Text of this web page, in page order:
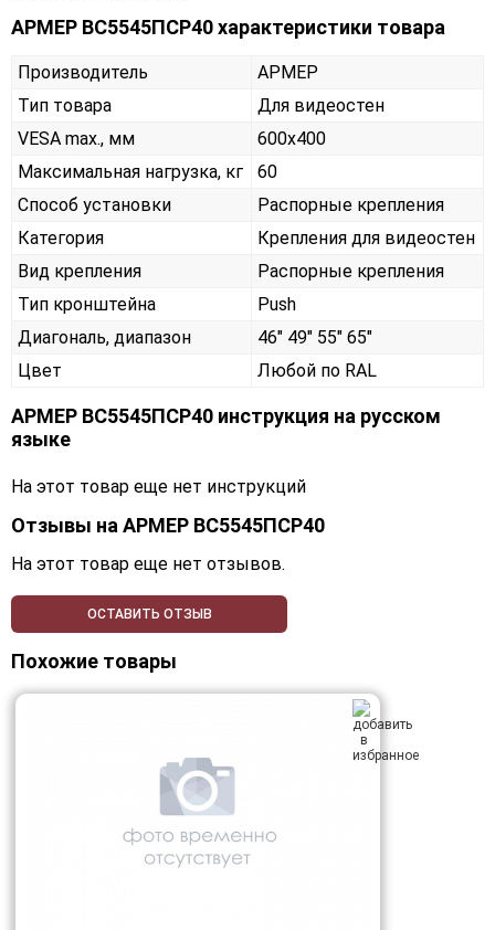
АРМЕР ВС5545ПСР40 характеристики товара
Производитель
АРМЕР
Тип товара
Для видеостен
VESA max., мм
600х400
Максимальная нагрузка, кг
60
Способ установки
Распорные крепления
Категория
Крепления для видеостен
Вид крепления
Распорные крепления
Тип кронштейна
Push
Диагональ, диапазон
46" 49" 55" 65"
Цвет
Любой по RAL
АРМЕР ВС5545ПСР40 инструкция на русском
языке
На этот товар еще нет инструкций
Отзывы на АРМЕР ВС5545ПСР40
На этот товар еще нет отзывов.
ОСТАВИТЬ ОТЗЫВ
Похожие товары